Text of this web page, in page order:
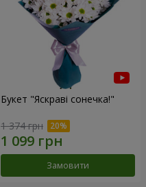
Букет "Яскраві сонечка!"
1 374 грн
Замовити